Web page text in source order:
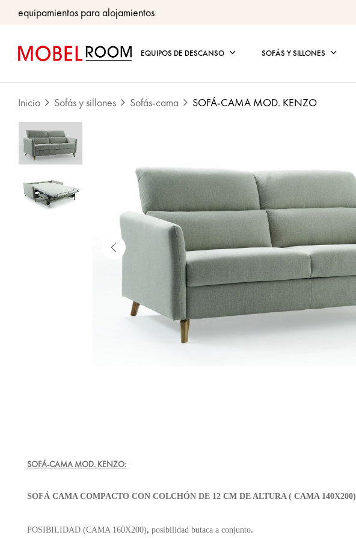
equipamientos para alojamientos
EQUIPOS DE DESCANSO SOFÁS Y SILLONES
Inicio Sofás y sillones Sofás-cama SOFÁ-CAMA MOD. KENZO
SOFÁ-CAMA MOD. KENZO:
SOFÁ CAMA COMPACTO CON COLCHÓN DE 12 CM DE ALTURA ( CAMA 140X200)
POSIBILIDAD (CAMA 160X200), posibilidad butaca a conjunto.